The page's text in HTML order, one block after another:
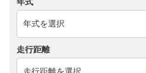
年式
走行距離